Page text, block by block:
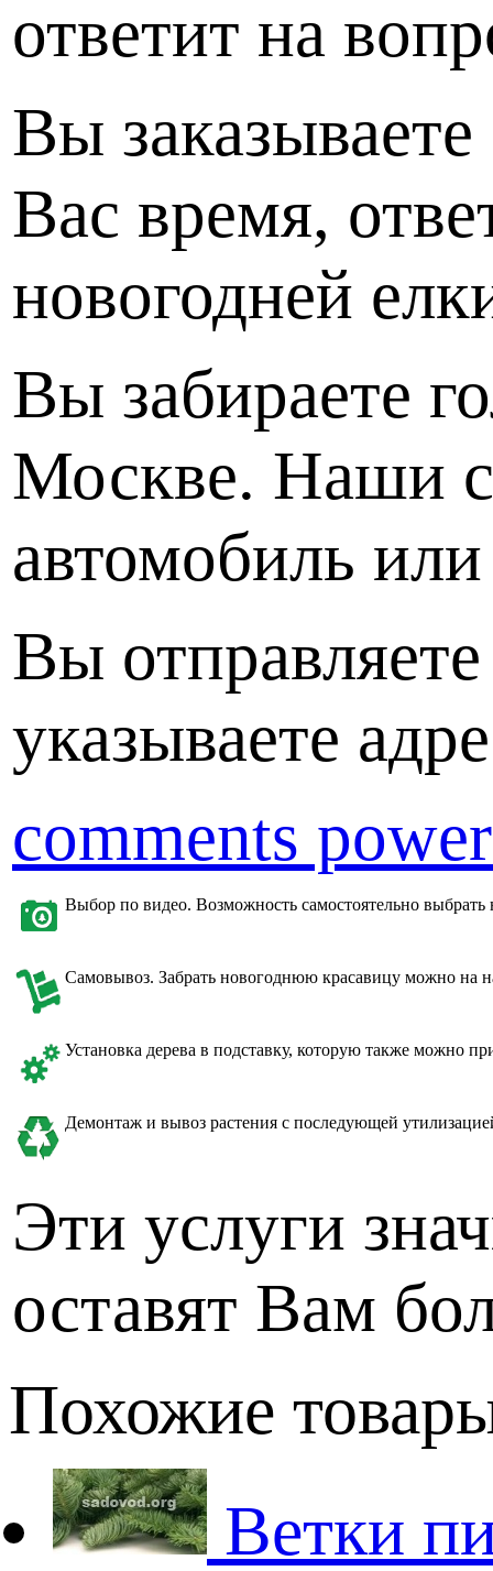
ответит на
Вы
Вас время,
новогодней
Вы забираете
Москве. Наши
автомобиль
Вы
указываете
comments
Выбор по видео. Возможность самостоятельно
Самовывоз. Забрать новогоднюю красавицу можно на
Установка дерева в подставку, которую также можно
Демонтаж и вывоз растения с последующей
Эти услуги
оставят Вам
Похожие
Ветки